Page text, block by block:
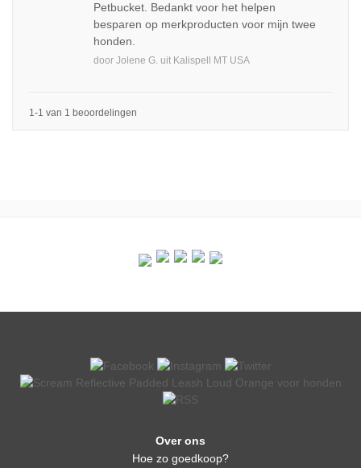
Petbucket. Bedankt voor het helpen
besparen op merkproducten voor mijn twee
honden.
door Jolene G. uit Kalispell MT USA
1-1 van 1 beoordelingen
Over ons
Hoe zo goedkoop?